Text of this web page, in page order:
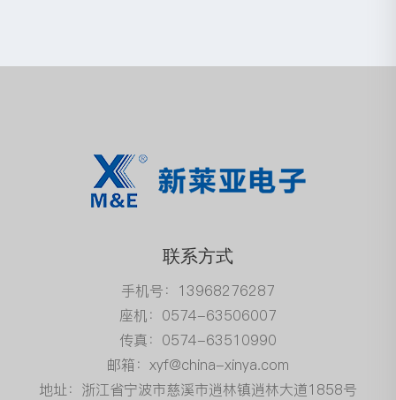
联系方式
手机号：13968276287
座机：0574-63506007
传真：0574-63510990
邮箱：xyf@china-xinya.com
地址：浙江省宁波市慈溪市逍林镇逍林大道1858号